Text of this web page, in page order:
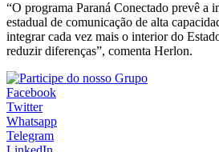
“O programa Paraná Conectado prevê a
estadual de comunicação de alta
integrar cada vez mais o interior do
reduzir diferenças”, comenta Herlon.
Facebook
Twitter
Whatsapp
Telegram